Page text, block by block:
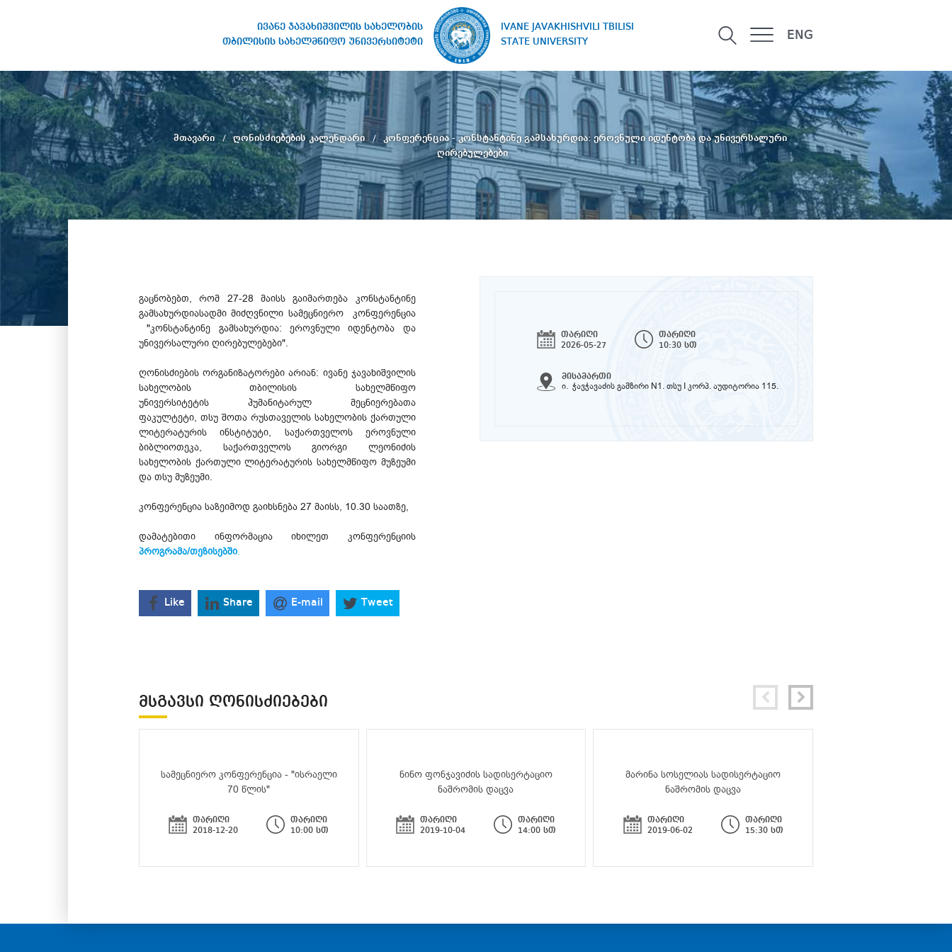
ივანე ჯავახიშვილის სახელობის
თბილისის სახელმწიფო უნივერსიტეტი
IVANE JAVAKHISHVILI TBILISI
STATE UNIVERSITY
ENG
სახელობის თბილისის
სახელმწიფო უნივერსიტეტი
მთავარი ღონისძიებების კალენდარი
კონფერენცია - კონსტანტინე გამსახურდია: ეროვნული იდენტობა და უნივერსალური
ღირებულებები
თარიღი
2026-05-27
თარიღი
10:30 სთ
მისამართი
ი. ჭავჭავაძის გამზირი N1. თსუ I კორპ. აუდიტორია 115.
გაცნობებთ, რომ 27-28 მაისს გაიმართება კონსტანტინე
გამსახურდიასადმი მიძღვნილი სამეცნიერო კონფერენცია
"კონსტანტინე გამსახურდია: ეროვნული იდენტობა და
უნივერსალური ღირებულებები".
ღონისძიების ორგანიზატორები არიან: ივანე ჯავახიშვილის
სახელობის თბილისის სახელმწიფო
უნივერსიტეტის ჰუმანიტარულ მეცნიერებათა
ფაკულტეტი, თსუ შოთა რუსთაველის სახელობის ქართული
ლიტერატურის ინსტიტუტი, საქართველოს ეროვნული
ბიბლიოთეკა, საქართველოს გიორგი ლეონიძის
სახელობის ქართული ლიტერატურის სახელმწიფო მუზეუმი
და თსუ მუზეუმი.
კონფერენცია საზეიმოდ გაიხსნება 27 მაისს, 10.30 საათზე,
დამატებითი ინფორმაცია იხილეთ კონფერენციის
პროგრამა/თეზისებში.
Like Share E-mail Tweet
ᲛᲡᲒᲐᲕᲡᲘ ᲦᲝᲜᲘᲡᲫᲘᲔᲑᲔᲑᲘ
სამეცნიერო კონფერენცია - "ისრაელი
70 წლის"
თარიღი
2018-12-20
თარიღი
10:00 სთ
ნინო ფონჯავიძის სადისერტაციო
ნაშრომის დაცვა
თარიღი
2019-10-04
თარიღი
14:00 სთ
მარინა სოსელიას სადისერტაციო
ნაშრომის დაცვა
თარიღი
2019-06-02
თარიღი
15:30 სთ